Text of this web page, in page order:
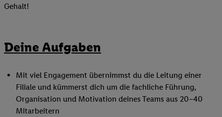
Gehalt!
Deine Aufgaben
Mit viel Engagement übernimmst du die Leitung einer
Filiale und kümmerst dich um die fachliche Führung,
Organisation und Motivation deines Teams aus 20–40
Mitarbeitern